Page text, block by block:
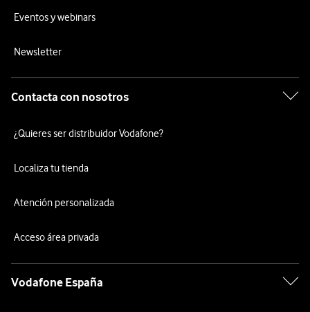
Eventos y webinars
Newsletter
Contacta con nosotros
¿Quieres ser distribuidor Vodafone?
Localiza tu tienda
Atención personalizada
Acceso área privada
Vodafone España